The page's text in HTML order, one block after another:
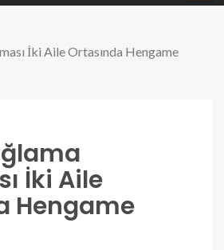
İki Aile Ortasında Hengame
İki Aile
Hengame